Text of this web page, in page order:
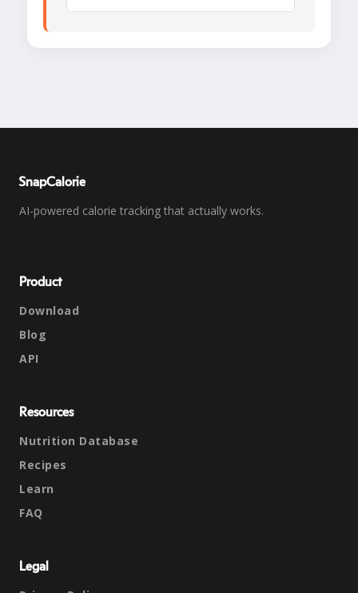
SnapCalorie
AI-powered calorie tracking that actually works.
Product
Download
Blog
API
Resources
Nutrition Database
Recipes
Learn
FAQ
Legal